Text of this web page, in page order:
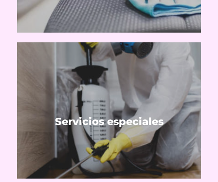
Servicios especiales
Tratamiento de inundaciones, control de
plagas y satinización post covid.
Ver servicios